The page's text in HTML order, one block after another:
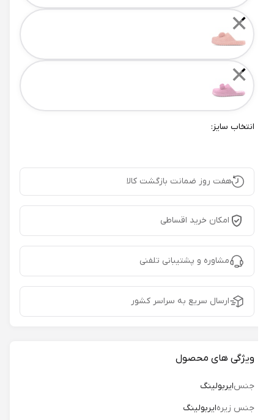
✕
✕
انتخاب سایز:
هفت روز ضمانت بازگشت کالا
امکان خرید اقساطی
مشاوره و پشتیبانی تلفنی
ارسال سریع به سراسر کشور
ویژگی های محصول
جنسایربولینگ
جنس زیره ایربولینگ